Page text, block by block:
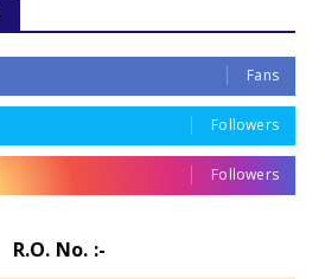
Fans
Followers
Followers
R.O. No. :-